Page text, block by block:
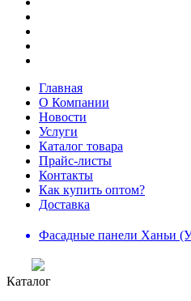
Главная
О Компании
Новости
Услуги
Каталог товара
Прайс-листы
Контакты
Как купить оптом?
Доставка
Фасадные панели Ханьи
Каталог